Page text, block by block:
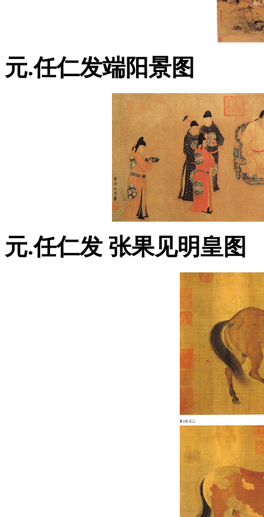
元.任仁发端阳景图
元.任仁发 张果见明皇图